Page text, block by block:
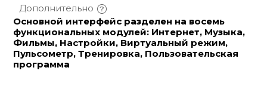
Дополнительно
Основной интерфейс разделен на восемь
функциональных модулей: Интернет, Музыка,
Фильмы, Настройки, Виртуальный режим,
Пульсометр, Тренировка, Пользовательская
программа